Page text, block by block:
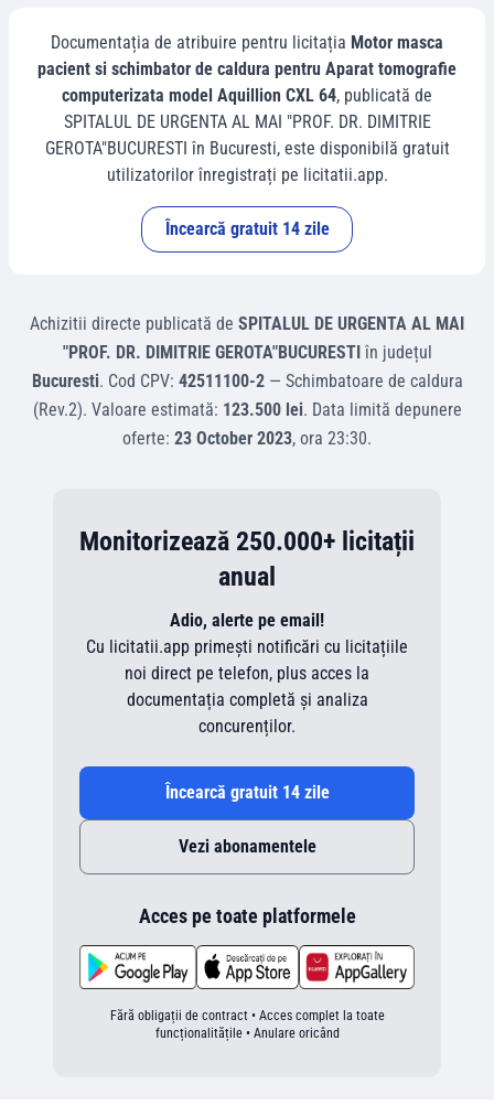
Documentația de atribuire pentru licitația Motor masca
pacient si schimbator de caldura pentru Aparat tomografie
computerizata model Aquillion CXL 64, publicată de
SPITALUL DE URGENTA AL MAI "PROF. DR. DIMITRIE
GEROTA"BUCURESTI în Bucuresti, este disponibilă gratuit
utilizatorilor înregistrați pe licitatii.app.
Încearcă gratuit 14 zile
Achizitii directe publicată de SPITALUL DE URGENTA AL MAI
"PROF. DR. DIMITRIE GEROTA"BUCURESTIîn județul
Bucuresti. Cod CPV: 42511100-2— Schimbatoare de caldura
(Rev.2). Valoare estimată: 123.500 lei. Data limită depunere
oferte: 23 October 2023, ora 23:30.
Monitorizează 250.000+ licitații
anual
Adio, alerte pe email!
Cu licitatii.app primești notificări cu licitațiile
noi direct pe telefon, plus acces la
documentația completă și analiza
concurenților.
Încearcă gratuit 14 zile
Vezi abonamentele
Acces pe toate platformele
Fără obligații de contract • Acces complet la toate
funcționalitățile • Anulare oricând